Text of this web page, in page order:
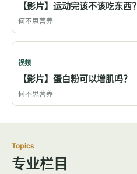
【影片】运动完该不该吃东西？
何不思营养
视频
【影片】蛋白粉可以增肌吗？
何不思营养
Topics
专业栏目